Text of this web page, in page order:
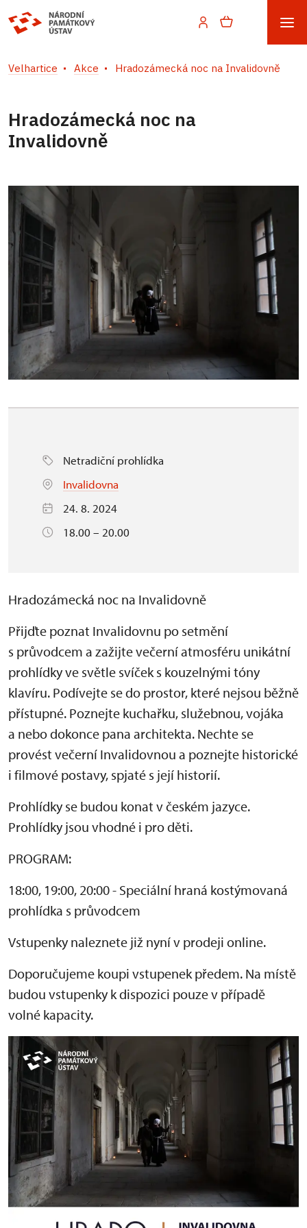
Velhartice Akce Hradozámecká noc na Invalidovně
Hradozámecká noc na
Invalidovně
Netradiční prohlídka
Invalidovna
24. 8. 2024
18.00 – 20.00
Hradozámecká noc na Invalidovně
Přijďte poznat Invalidovnu po setmění
s průvodcem a zažijte večerní atmosféru unikátní
prohlídky ve světle svíček s kouzelnými tóny
klavíru. Podívejte se do prostor, které nejsou běžně
přístupné. Poznejte kuchařku, služebnou, vojáka
a nebo dokonce pana architekta. Nechte se
provést večerní Invalidovnou a poznejte historické
i filmové postavy, spjaté s její historií.
Prohlídky se budou konat v českém jazyce.
Prohlídky jsou vhodné i pro děti.
PROGRAM:
18:00, 19:00, 20:00 - Speciální hraná kostýmovaná
prohlídka s průvodcem
Vstupenky naleznete již nyní v prodeji online.
Doporučujeme koupi vstupenek předem. Na místě
budou vstupenky k dispozici pouze v případě
volné kapacity.